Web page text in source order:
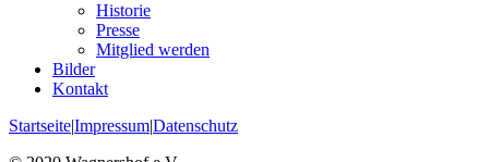
Historie
Presse
Mitglied werden
Bilder
Kontakt
Startseite|Impressum|Datenschutz